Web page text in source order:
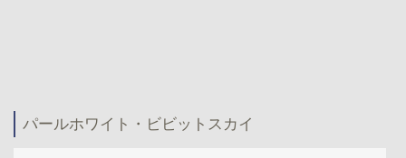
パールホワイト・ビビットスカイ